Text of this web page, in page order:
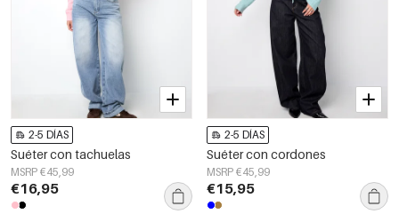
2-5 DÍAS
Suéter con tachuelas
MSRP €45,99
€16,95
2-5 DÍAS
Suéter con cordones
MSRP €45,99
€15,95